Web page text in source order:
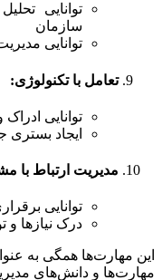
توانایی
سازمان
توانایی
تعامل با تکنولوژی:
توانایی
ایجاد
مدیریت ارتباط با
توانایی
درک نیازها و
این مهارت‌ها همگی به
مهارت‌ها و دانش‌های